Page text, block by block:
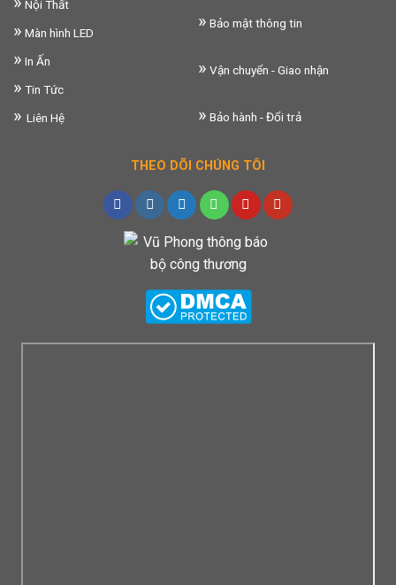
Nội Thất
» Màn hình LED
» In Ấn
» Tin Tức
» Liên Hệ
» Bảo mật thông tin
» Vận chuyển - Giao nhận
» Bảo hành - Đổi trả
THEO DÕI CHÚNG TÔI